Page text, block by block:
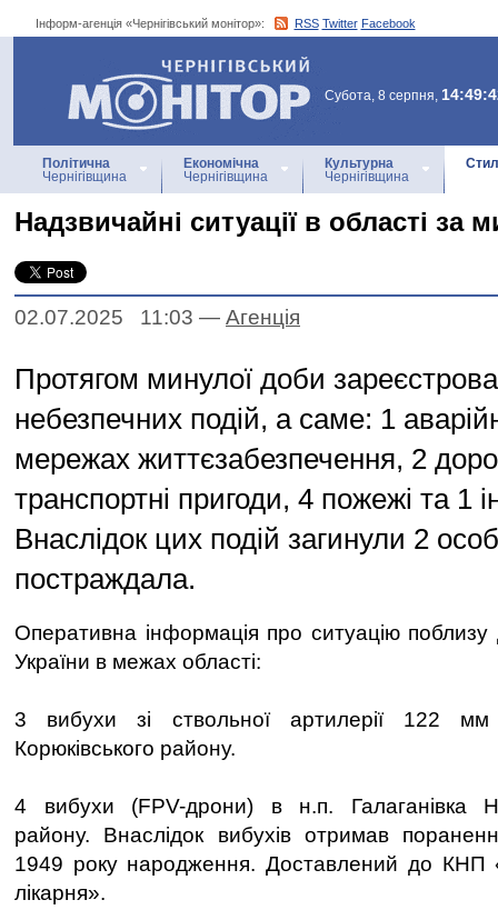
Інформ-агенція «Чернігівський монітор»: RSS Twitter Facebook
Інформ-агенція
«Чернігівський монітор»
Субота, 8 серпня,
Політична
Чернігівщина
Економічна
Чернігівщина
Культурна
Чернігівщина
Надзвичайні ситуації в області за
02.07.2025 11:03 — Агенцiя
Протягом минулої доби
небезпечних подій, а саме: 1
мережах життєзабезпечення, 2
транспортні пригоди, 4 пожежі та 1
Внаслідок цих подій загинули 2
постраждала.
Оперативна інформація про ситуацію
України в межах області:
3 вибухи зі ствольної артилерії 122 мм
Корюківського району.
4 вибухи (FPV-дрони) в н.п. Галаганівка
району. Внаслідок вибухів отримав
1949 року народження. Доставлений до КНП
лікарня».